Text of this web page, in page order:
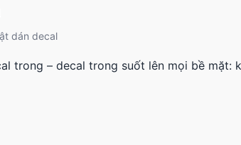
dán decal
trong – decal trong suốt lên mọi bề mặt: